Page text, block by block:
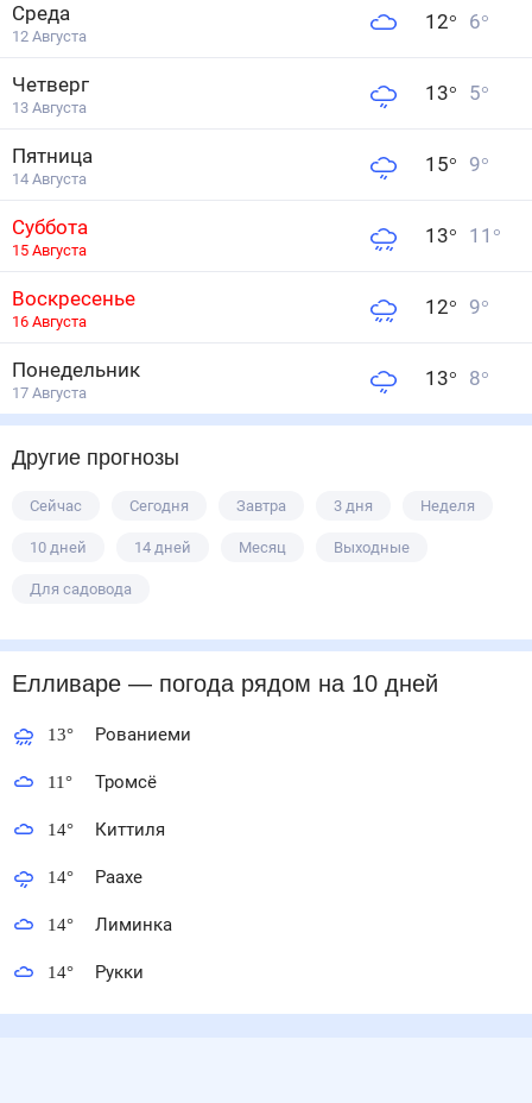
Среда
12 Августа
12° 6°
Четверг
13 Августа
13° 5°
Пятница
14 Августа
15° 9°
Суббота
15 Августа
13° 11 °
Воскресенье
16 Августа
12° 9°
Понедельник
17 Августа
13° 8°
Другие прогнозы
Сейчас Сегодня Завтра 3 дня Неделя
10 дней 14 дней Месяц Выходные
Для садовода
Елливаре— погода рядомна 10 дней
13° Рованиеми
11° Тромсё
14° Киттиля
14° Раахе
14° Лиминка
14° Рукки